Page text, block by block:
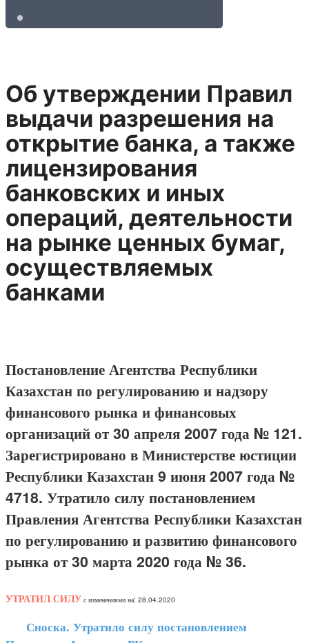
Об утверждении Правил
выдачи разрешения на
открытие банка, а также
лицензирования
банковских и иных
операций, деятельности
на рынке ценных бумаг,
осуществляемых
банками
Постановление Агентства Республики
Казахстан по регулированию и надзору
финансового рынка и финансовых
организаций от 30 апреля 2007 года № 121.
Зарегистрировано в Министерстве юстиции
Республики Казахстан 9 июня 2007 года №
4718. Утратило силу постановлением
Правления Агентства Республики Казахстан
по регулированию и развитию финансового
рынка от 30 марта 2020 года № 36.
УТРАТИЛ СИЛУ с изменениями на: 28.04.2020
Сноска. Утратило силу постановлением